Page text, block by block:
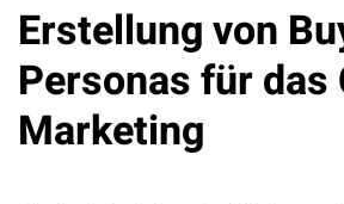
Erstellung von
Personas für das
Marketing